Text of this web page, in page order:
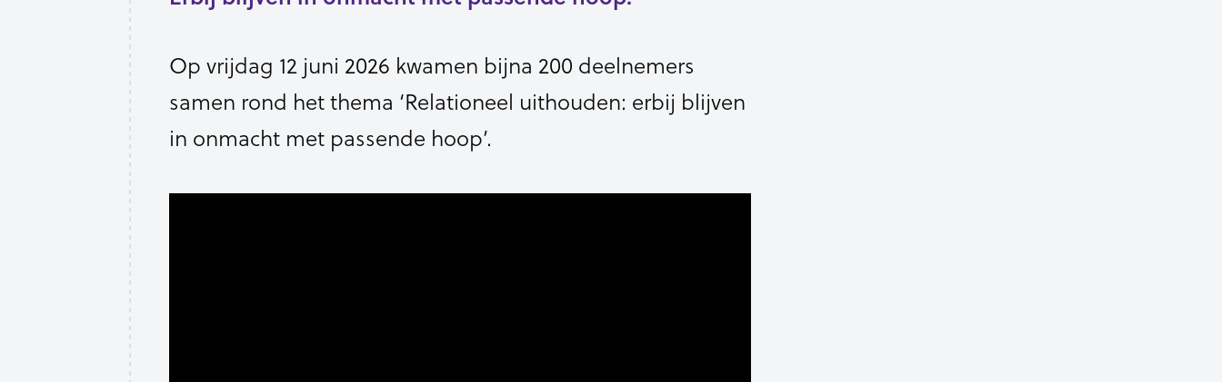
Op vrijdag 12 juni 2026 kwamen bijna 200 deelnemers
samen rond het thema ‘Relationeel uithouden: erbij blijven
in onmacht met passende hoop’.